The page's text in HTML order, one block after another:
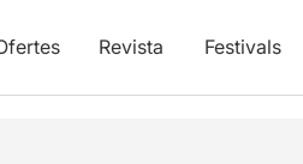
Revista Festivals